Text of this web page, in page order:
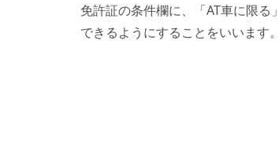
免許証の条件欄に、「AT車に限
できるようにすることをいいます。